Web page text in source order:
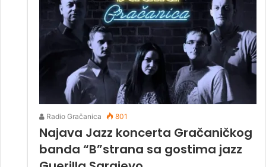
Radio Gračanica 801
Najava Jazz koncerta Gračaničkog
banda “B”strana sa gostima jazz